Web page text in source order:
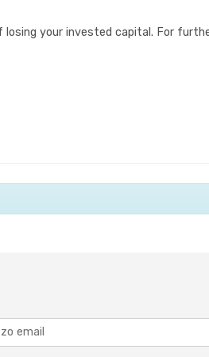
your invested capital. For